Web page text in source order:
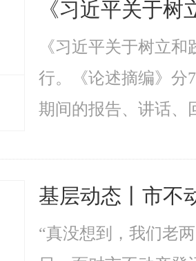
《习近平关于
《习近平关于树立
行。《论述摘编》分
期间的报告、讲话、
基层动态丨市不
“真没想到，我们老